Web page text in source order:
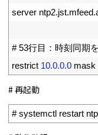
server ntp2.jst.mfeed.
# 53行目：時刻同期
restrict 10.0.0.0 mask
# 再起動
# systemctl restart ntp